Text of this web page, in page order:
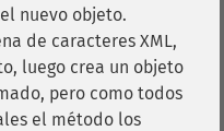
nuevo objeto.
de caracteres XML,
luego crea un objeto
pero como todos
el método los